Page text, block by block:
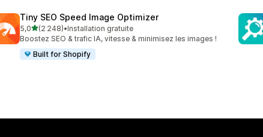
Tiny SEO Speed Image Optimizer
5,0étoile(s) sur 5
(2 248)
2248 avis au total
•Installation gratuite
Boostez SEO & trafic IA, vitesse & minimisez les images !
Built for Shopify